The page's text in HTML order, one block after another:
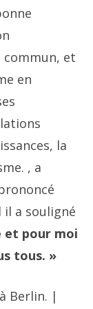
commun, et
en
la
, a
il a souligné
et pour moi
tous. »
Berlin. |